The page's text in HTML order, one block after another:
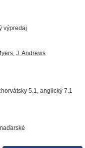
výpredaj
, J. Andrews
5.1, anglický 7.1